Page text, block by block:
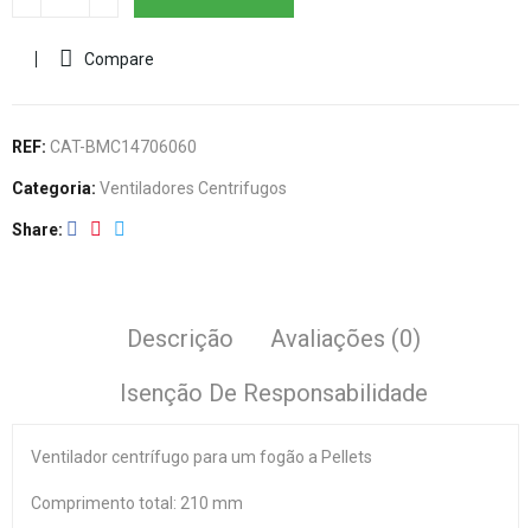
Compare
REF: CAT-BMC14706060
Categoria: Ventiladores Centrifugos
Share
Descrição
Avaliações (0)
Isenção De Responsabilidade
Ventilador centrífugo para um fogão a Pellets
Comprimento total: 210 mm